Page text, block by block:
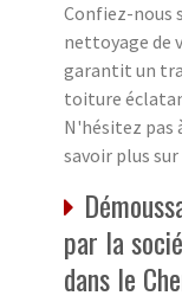
Confiez-nous
nettoyage de
garantit un
toiture
N'hésitez pas
savoir plus sur
par la
dans le